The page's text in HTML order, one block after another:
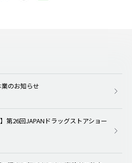
のお知らせ
第26回JAPANドラッグストアショー